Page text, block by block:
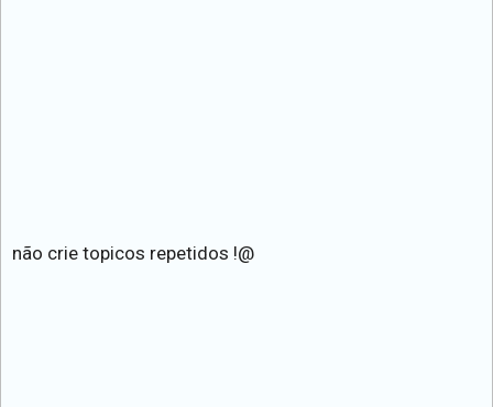
não crie topicos repetidos !@